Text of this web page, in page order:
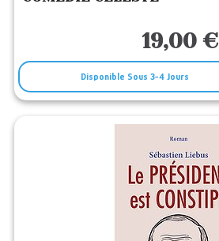
19,00 €
Disponible Sous 3-4 Jours